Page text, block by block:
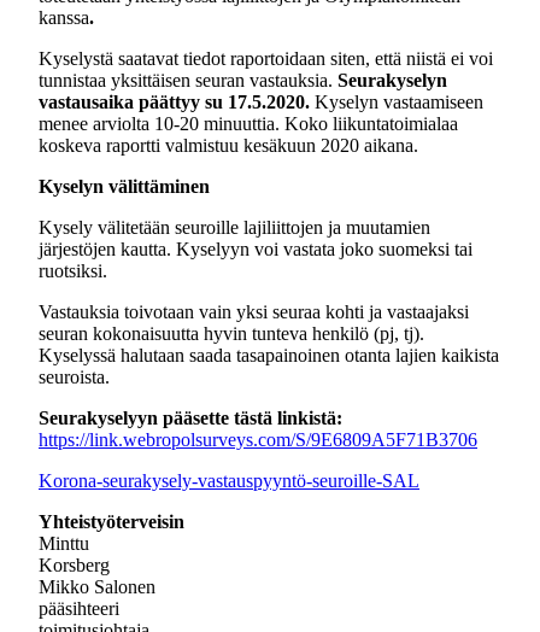
kanssa.
Kyselystä saatavat tiedot raportoidaan siten, että niistä ei voi
tunnistaa yksittäisen seuran vastauksia. Seurakyselyn
vastausaika päättyy su 17.5.2020. Kyselyn vastaamiseen
menee arviolta 10-20 minuuttia. Koko liikuntatoimialaa
koskeva raportti valmistuu kesäkuun 2020 aikana.
Kyselyn välittäminen
Kysely välitetään seuroille lajiliittojen ja muutamien
järjestöjen kautta. Kyselyyn voi vastata joko suomeksi tai
ruotsiksi.
Vastauksia toivotaan vain yksi seuraa kohti ja vastaajaksi
seuran kokonaisuutta hyvin tunteva henkilö (pj, tj).
Kyselyssä halutaan saada tasapainoinen otanta lajien kaikista
seuroista.
Seurakyselyyn pääsette tästä linkistä:
https://link.webropolsurveys.com/S/9E6809A5F71B3706
Korona-seurakysely-vastauspyyntö-seuroille-SAL
Yhteistyöterveisin
Minttu
Korsberg
Mikko Salonen
pääsihteeri